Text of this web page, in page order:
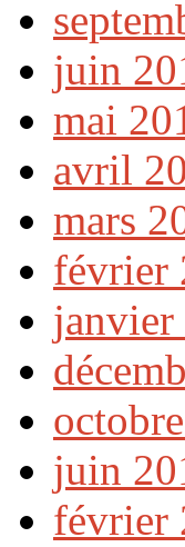
juin
mai
avril
mars
février
janvier
juin
février